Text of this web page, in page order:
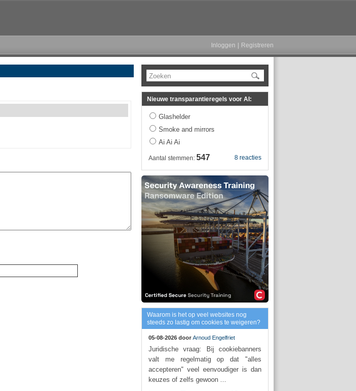
Inloggen Registreren
Zoeken
Nieuwe transparantieregels voor AI:
Glashelder
Smoke and mirrors
Ai Ai Ai
8 reacties
Aantal stemmen: 547
Waarom is het op veel websites nog
steeds zo lastig om cookies te weigeren?
05-08-2026 door Arnoud Engelfriet
Juridische vraag: Bij cookiebanners
valt me regelmatig op dat "alles
accepteren" veel eenvoudiger is dan
keuzes of zelfs gewoon ...